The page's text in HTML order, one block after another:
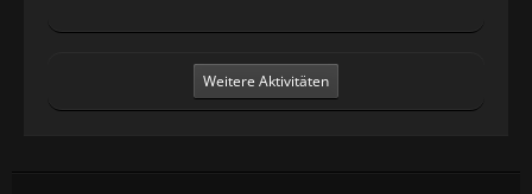
Weitere Aktivitäten